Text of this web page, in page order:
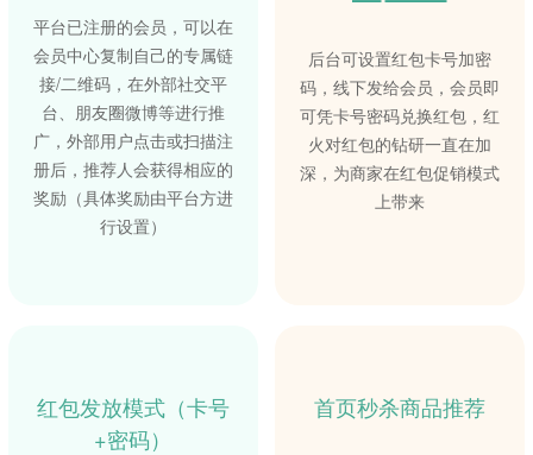
平台已注册的会员，可以在
会员中心复制自己的专属链
接/二维码，在外部社交平
台、朋友圈微博等进行推
广，外部用户点击或扫描注
册后，推荐人会获得相应的
奖励（具体奖励由平台方进
行设置）
后台可设置红包卡号加密
码，线下发给会员，会员即
可凭卡号密码兑换红包，红
火对红包的钻研一直在加
深，为商家在红包促销模式
上带来
红包发放模式（卡号
+密码）
首页秒杀商品推荐